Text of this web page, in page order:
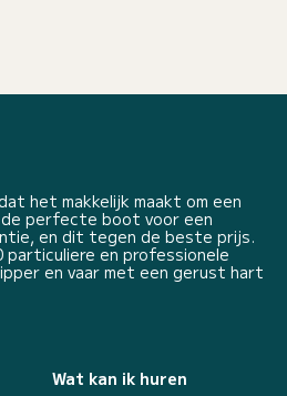
het makkelijk maakt om een
perfecte boot voor een
en dit tegen de beste prijs.
particuliere en professionele
en vaar met een gerust hart
Wat kan ik huren